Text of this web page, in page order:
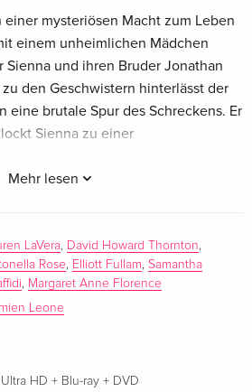
EUR 64,49
4K Ultra
EUR 73,99
Edition,
Blu-ray + DVD
EUR 73,99
Mehr lesen
mysteriösen Macht zum Leben
einem unheimlichen Mädchen
Sienna und ihren Bruder Jonathan
den Geschwistern hinterlässt der
eine brutale Spur des Schreckens. Er
Sienna zu einer
Regisseur Damien Leone
LaVera, David Howard Thornton,
Rose, Elliott Fullam, Samantha
, Margaret Anne Florence
Leone
HD + Blu-ray + DVD